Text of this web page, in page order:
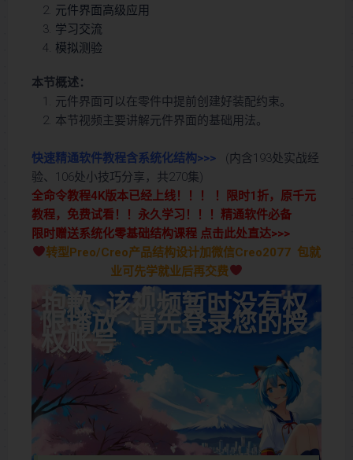
元件界面高级应用
学习交流
模拟测验
本节概述：
元件界面可以在零件中提前创建好装配约束。
本节视频主要讲解元件界面的基础用法。
快速精通软件教程含系统化结构>>> (内含193处实战经
验、106处小技巧分享，共270集)
全命令教程4K版本已经上线！！！ ！限时1折，原千元
教程，免费试看！！永久学习！！！精通软件必备
限时赠送系统化零基础结构课程 点击此处直达>>>
转型Preo/Creo产品结构设计加微信Creo2077 包就
业可先学就业后再交费
抱歉~该视频暂时没有权
限播放~请先登录您的授
权账号